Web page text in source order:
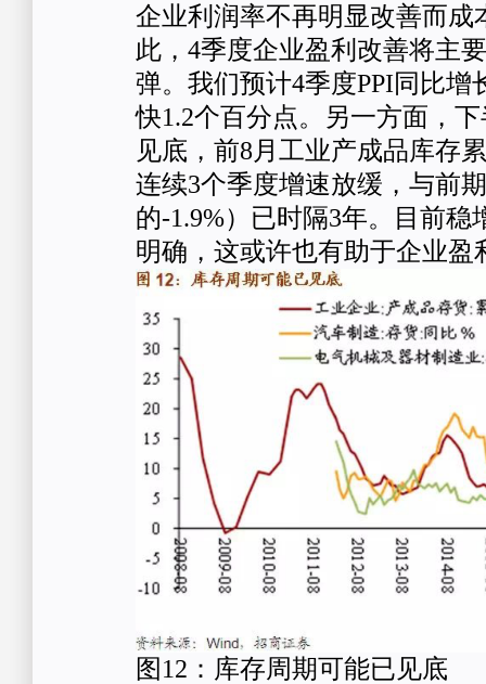
企业利润率不再明显改善而成
此，4季度企业盈利改善将主
弹。我们预计4季度PPI同比增
快1.2个百分点。另一方面，
见底，前8月工业产成品库存
连续3个季度增速放缓，与前
的-1.9%）已时隔3年。目前稳
明确，这或许也有助于企业盈
图12：库存周期可能已见底